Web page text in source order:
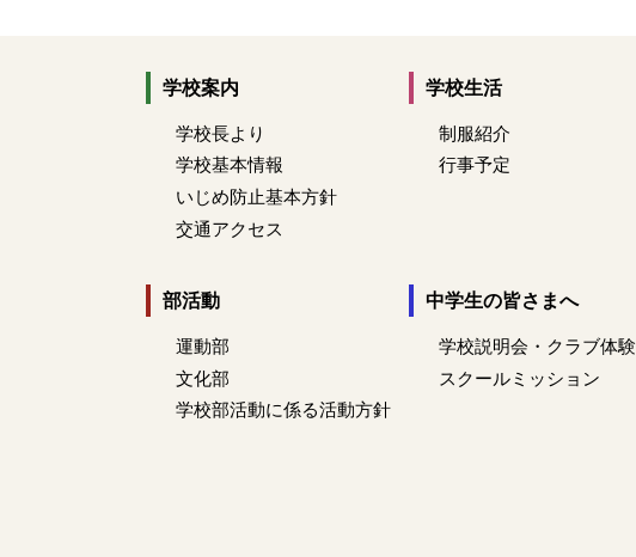
学校案内
学校長より
学校基本情報
いじめ防止基本方針
交通アクセス
学校生活
制服紹介
行事予定
部活動
運動部
文化部
学校部活動に係る活動方針
中学生の皆さまへ
学校説明会・クラブ体験
スクールミッション